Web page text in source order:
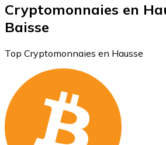
Cryptomonnaies en
Baisse
Top Cryptomonnaies en Hausse